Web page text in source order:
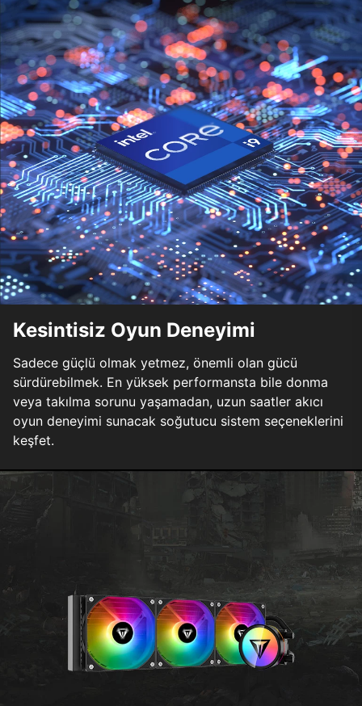
Kesintisiz Oyun Deneyimi
Sadece güçlü olmak yetmez, önemli olan gücü
sürdürebilmek. En yüksek performansta bile donma
veya takılma sorunu yaşamadan, uzun saatler akıcı
oyun deneyimi sunacak soğutucu sistem seçeneklerini
keşfet.